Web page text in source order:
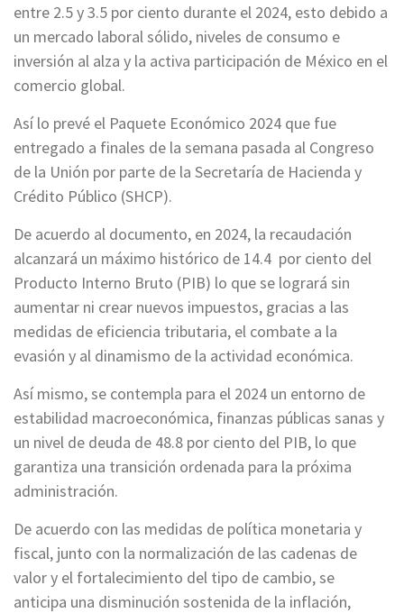
entre 2.5 y 3.5 por ciento durante el 2024, esto debido a
un mercado laboral sólido, niveles de consumo e
inversión al alza y la activa participación de México en el
comercio global.
Así lo prevé el Paquete Económico 2024 que fue
entregado a finales de la semana pasada al Congreso
de la Unión por parte de la Secretaría de Hacienda y
Crédito Público (SHCP).
De acuerdo al documento, en 2024, la recaudación
alcanzará un máximo histórico de 14.4 por ciento del
Producto Interno Bruto (PIB) lo que se logrará sin
aumentar ni crear nuevos impuestos, gracias a las
medidas de eficiencia tributaria, el combate a la
evasión y al dinamismo de la actividad económica.
Así mismo, se contempla para el 2024 un entorno de
estabilidad macroeconómica, finanzas públicas sanas y
un nivel de deuda de 48.8 por ciento del PIB, lo que
garantiza una transición ordenada para la próxima
administración.
De acuerdo con las medidas de política monetaria y
fiscal, junto con la normalización de las cadenas de
valor y el fortalecimiento del tipo de cambio, se
anticipa una disminución sostenida de la inflación,